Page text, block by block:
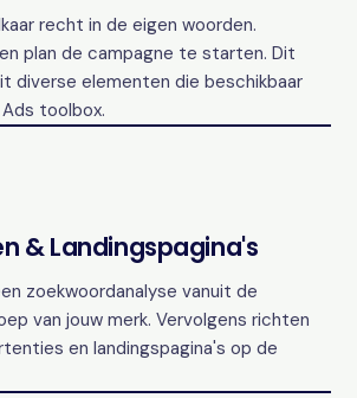
recht in de eigen woorden.
plan de campagne te starten. Dit
diverse elementen die beschikbaar
toolbox.
& Landingspagina's
zoekwoordanalyse vanuit de
van jouw merk. Vervolgens richten
en landingspagina's op de